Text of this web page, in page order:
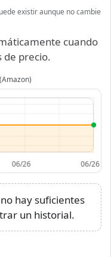
existir aunque no cambie
cuando
de precio.
hay suficientes
un historial.